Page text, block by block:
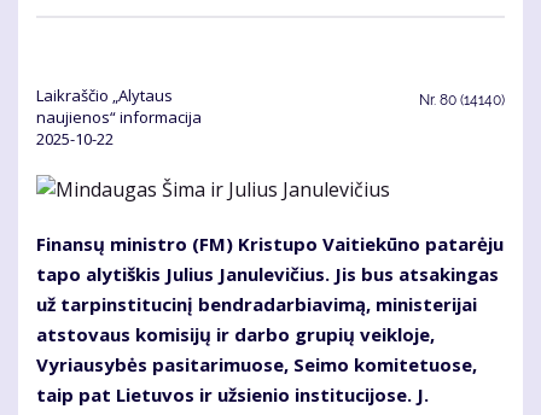
Laikraščio „Alytaus
naujienos“ informacija
2025-10-22
Nr. 80 (14140)
Finansų ministro (FM) Kristupo Vaitiekūno patarėju
tapo alytiškis Julius Janulevičius. Jis bus atsakingas
už tarpinstitucinį bendradarbiavimą, ministerijai
atstovaus komisijų ir darbo grupių veikloje,
Vyriausybės pasitarimuose, Seimo komitetuose,
taip pat Lietuvos ir užsienio institucijose. J.